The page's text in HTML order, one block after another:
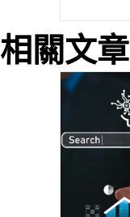
相關文章